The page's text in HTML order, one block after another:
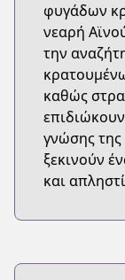
φυγάδων
νεαρή
την
καθώς
γνώσης της
ξεκινούν
και